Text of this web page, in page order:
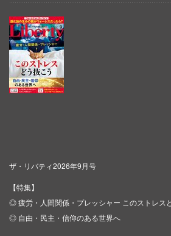
ザ・リバティ2026年9月号
【特集】
◎ 疲労・人間関係・プレッシャー このストレス
◎ 自由・民主・信仰のある世界へ